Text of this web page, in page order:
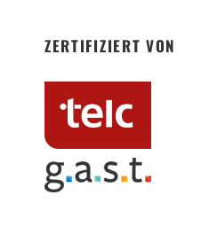
ZERTIFIZIERT VON